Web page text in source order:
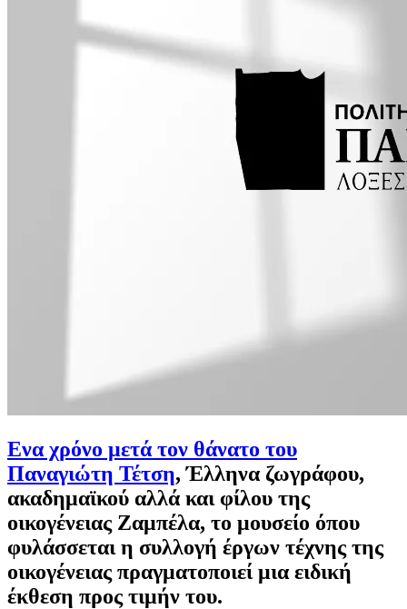
Ενα χρόνο μετά τον θάνατο του
Παναγιώτη Τέτση, Έλληνα ζωγράφου,
ακαδημαϊκού αλλά και φίλου της
οικογένειας Ζαμπέλα, το μουσείο όπου
φυλάσσεται η συλλογή έργων τέχνης της
οικογένειας πραγματοποιεί μια ειδική
έκθεση προς τιμήν του.